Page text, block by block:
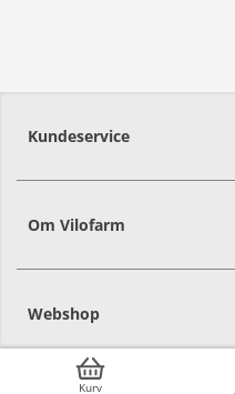
Kurv
Kundeservice
Om Vilofarm
Webshop